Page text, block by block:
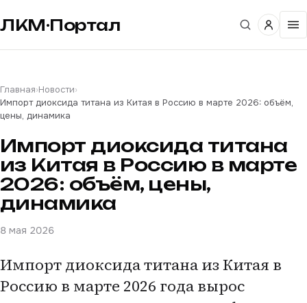
ЛКМ·Портал
Главная›Новости›
Импорт диоксида титана из Китая в Россию в марте 2026: объём,
цены, динамика
Импорт диоксида титана
из Китая в Россию в марте
2026: объём, цены,
динамика
8 мая 2026
Импорт диоксида титана из Китая в
Россию в марте 2026 года вырос